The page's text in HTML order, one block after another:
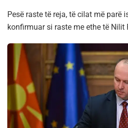
Pesë raste të reja, të cilat më parë
konfirmuar si raste me ethe të Nilit